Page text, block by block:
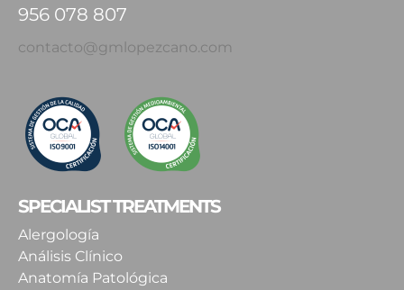
956 078 807
contacto@gmlopezcano.com
SPECIALIST TREATMENTS
Alergología
Análisis Clínico
Anatomía Patológica